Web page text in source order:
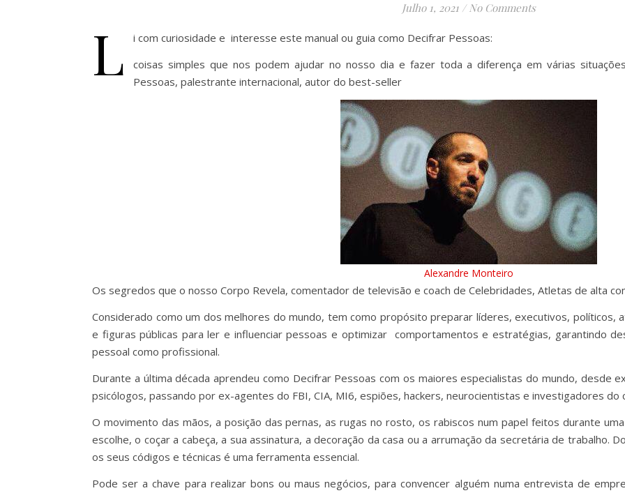
Julho 1, 2021 / No Comments
L
i com curiosidade e interesse este manual ou guia como Decifrar Pessoas:
coisas simples que nos podem ajudar no nosso dia e fazer toda a diferença em várias
Pessoas, palestrante internacional, autor do best-seller
Alexandre Monteiro
Os segredos que o nosso Corpo Revela, comentador de televisão e coach de Celebridades, Atletas de alta
Considerado como um dos melhores do mundo, tem como propósito preparar líderes, executivos, políticos,
e figuras públicas para ler e influenciar pessoas e optimizar comportamentos e estratégias, garantindo
pessoal como profissional.
Durante a última década aprendeu como Decifrar Pessoas com os maiores especialistas do mundo, desde
psicólogos, passando por ex-agentes do FBI, CIA, MI6, espiões, hackers, neurocientistas e investigadores do
O movimento das mãos, a posição das pernas, as rugas no rosto, os rabiscos num papel feitos durante
escolhe, o coçar a cabeça, a sua assinatura, a decoração da casa ou a arrumação da secretária de trabalho.
os seus códigos e técnicas é uma ferramenta essencial.
Pode ser a chave para realizar bons ou maus negócios, para convencer alguém numa entrevista de